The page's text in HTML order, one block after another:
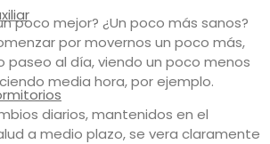
poco mejor? ¿Un poco más sanos?
por movernos un poco más,
paseo al día, viendo un poco menos
media hora, por ejemplo.
diarios, mantenidos en el
a medio plazo, se vera claramente